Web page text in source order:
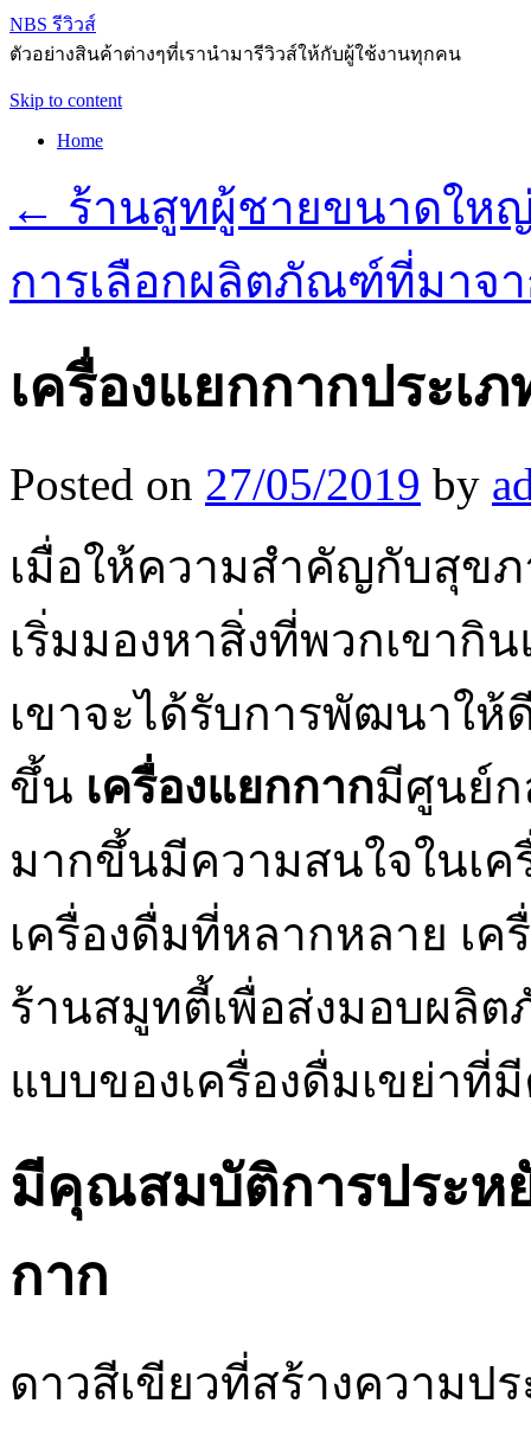
NBS รีวิวส์
ตัวอย่างสินค้าต่างๆที่เรานำมารีวิวส์ให้กับผู้ใช้งานทุกคน
Skip to content
Home
← ร้านสูทผู้ชายขนาดให
การเลือกผลิตภัณฑ์ที่มาจ
เครื่องแยกกากประเภ
Posted on 27/05/2019 by
เมื่อให้ความสำคัญกับสุข
เริ่มมองหาสิ่งที่พวกเขากิ
เขาจะได้รับการพัฒนาให้
ขึ้น เครื่องแยกกากมีศูนย์ก
มากขึ้นมีความสนใจในเค
เครื่องดื่มที่หลากหลาย เ
ร้านสมูทตี้เพื่อส่งมอบผลิ
แบบของเครื่องดื่มเขย่า
มีคุณสมบัติการประห
กาก
ดาวสีเขียวที่สร้างความป